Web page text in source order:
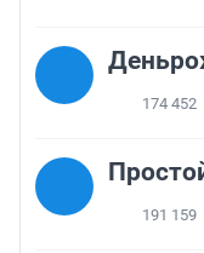
174 452
191 159